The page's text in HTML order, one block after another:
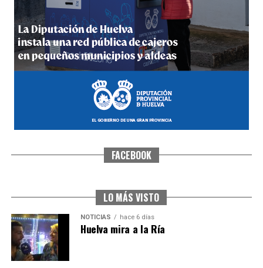
4º DÍA DE LAS FIESTAS COLOMBINAS 2026
hace 1 semana·Huelvatv
SEXTA CORRIDA DE LAS FIESTAS COLOMBINAS
FACEBOOK
LO MÁS VISTO
NOTICIAS hace 6 días
Huelva mira a la Ría